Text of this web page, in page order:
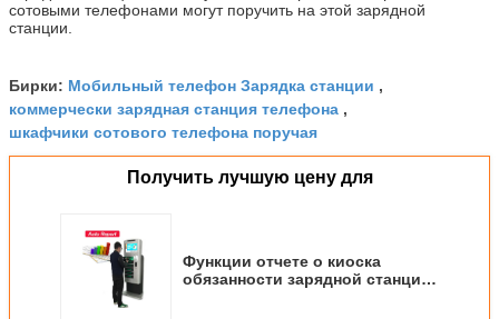
сотовыми телефонами могут поручить на этой зарядной
станции.
Бирки: Мобильный телефон Зарядка станции ,
коммерчески зарядная станция телефона ,
шкафчики сотового телефона поручая
Получить лучшую цену для
Функции отчете о киоска
обязанности зарядной станции